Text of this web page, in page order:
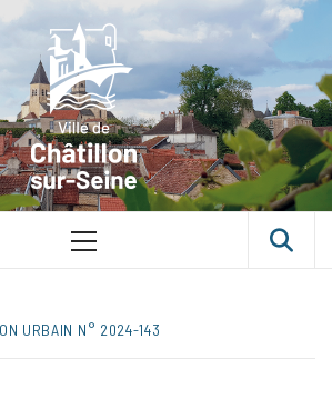
VILLE
SUR-SEINE
PARC
Primary
URBAIN N° 2024-143